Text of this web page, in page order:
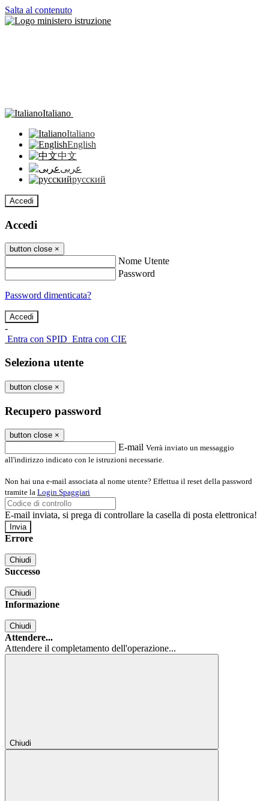
Salta al contenuto
Italiano
Italiano
English
中文
عربى
русский
Accedi
Accedi
button close ×
Nome Utente
Password
Password dimenticata?
-
Entra con SPID Entra con CIE
Seleziona utente
button close ×
Recupero password
button close ×
E-mail Verrà inviato un messaggio
all'indirizzo indicato con le istruzioni necessarie.
Non hai una e-mail associata al nome utente? Effettua il reset della password
tramite la Login Spaggiari
E-mail inviata, si prega di controllare la casella di posta elettronica!
Errore
Chiudi
Successo
Chiudi
Informazione
Chiudi
Attendere...
Attendere il completamento dell'operazione...
Chiudi